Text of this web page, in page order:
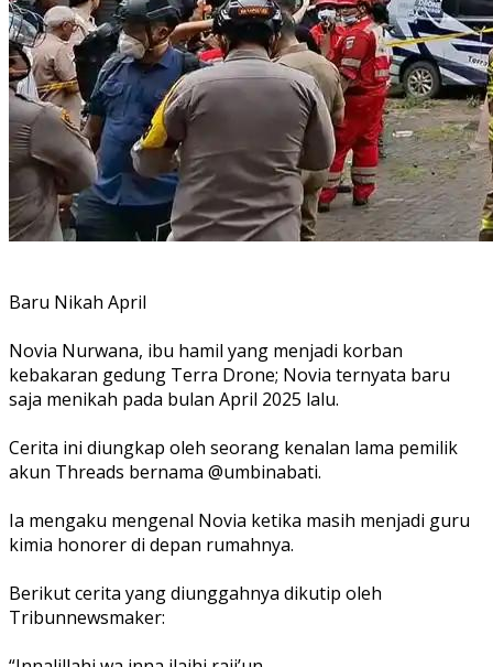
Baru Nikah April
Novia Nurwana, ibu hamil yang menjadi korban
kebakaran gedung Terra Drone; Novia ternyata baru
saja menikah pada bulan April 2025 lalu.
Cerita ini diungkap oleh seorang kenalan lama pemilik
akun Threads bernama @umbinabati.
Ia mengaku mengenal Novia ketika masih menjadi guru
kimia honorer di depan rumahnya.
Berikut cerita yang diunggahnya dikutip oleh
Tribunnewsmaker: